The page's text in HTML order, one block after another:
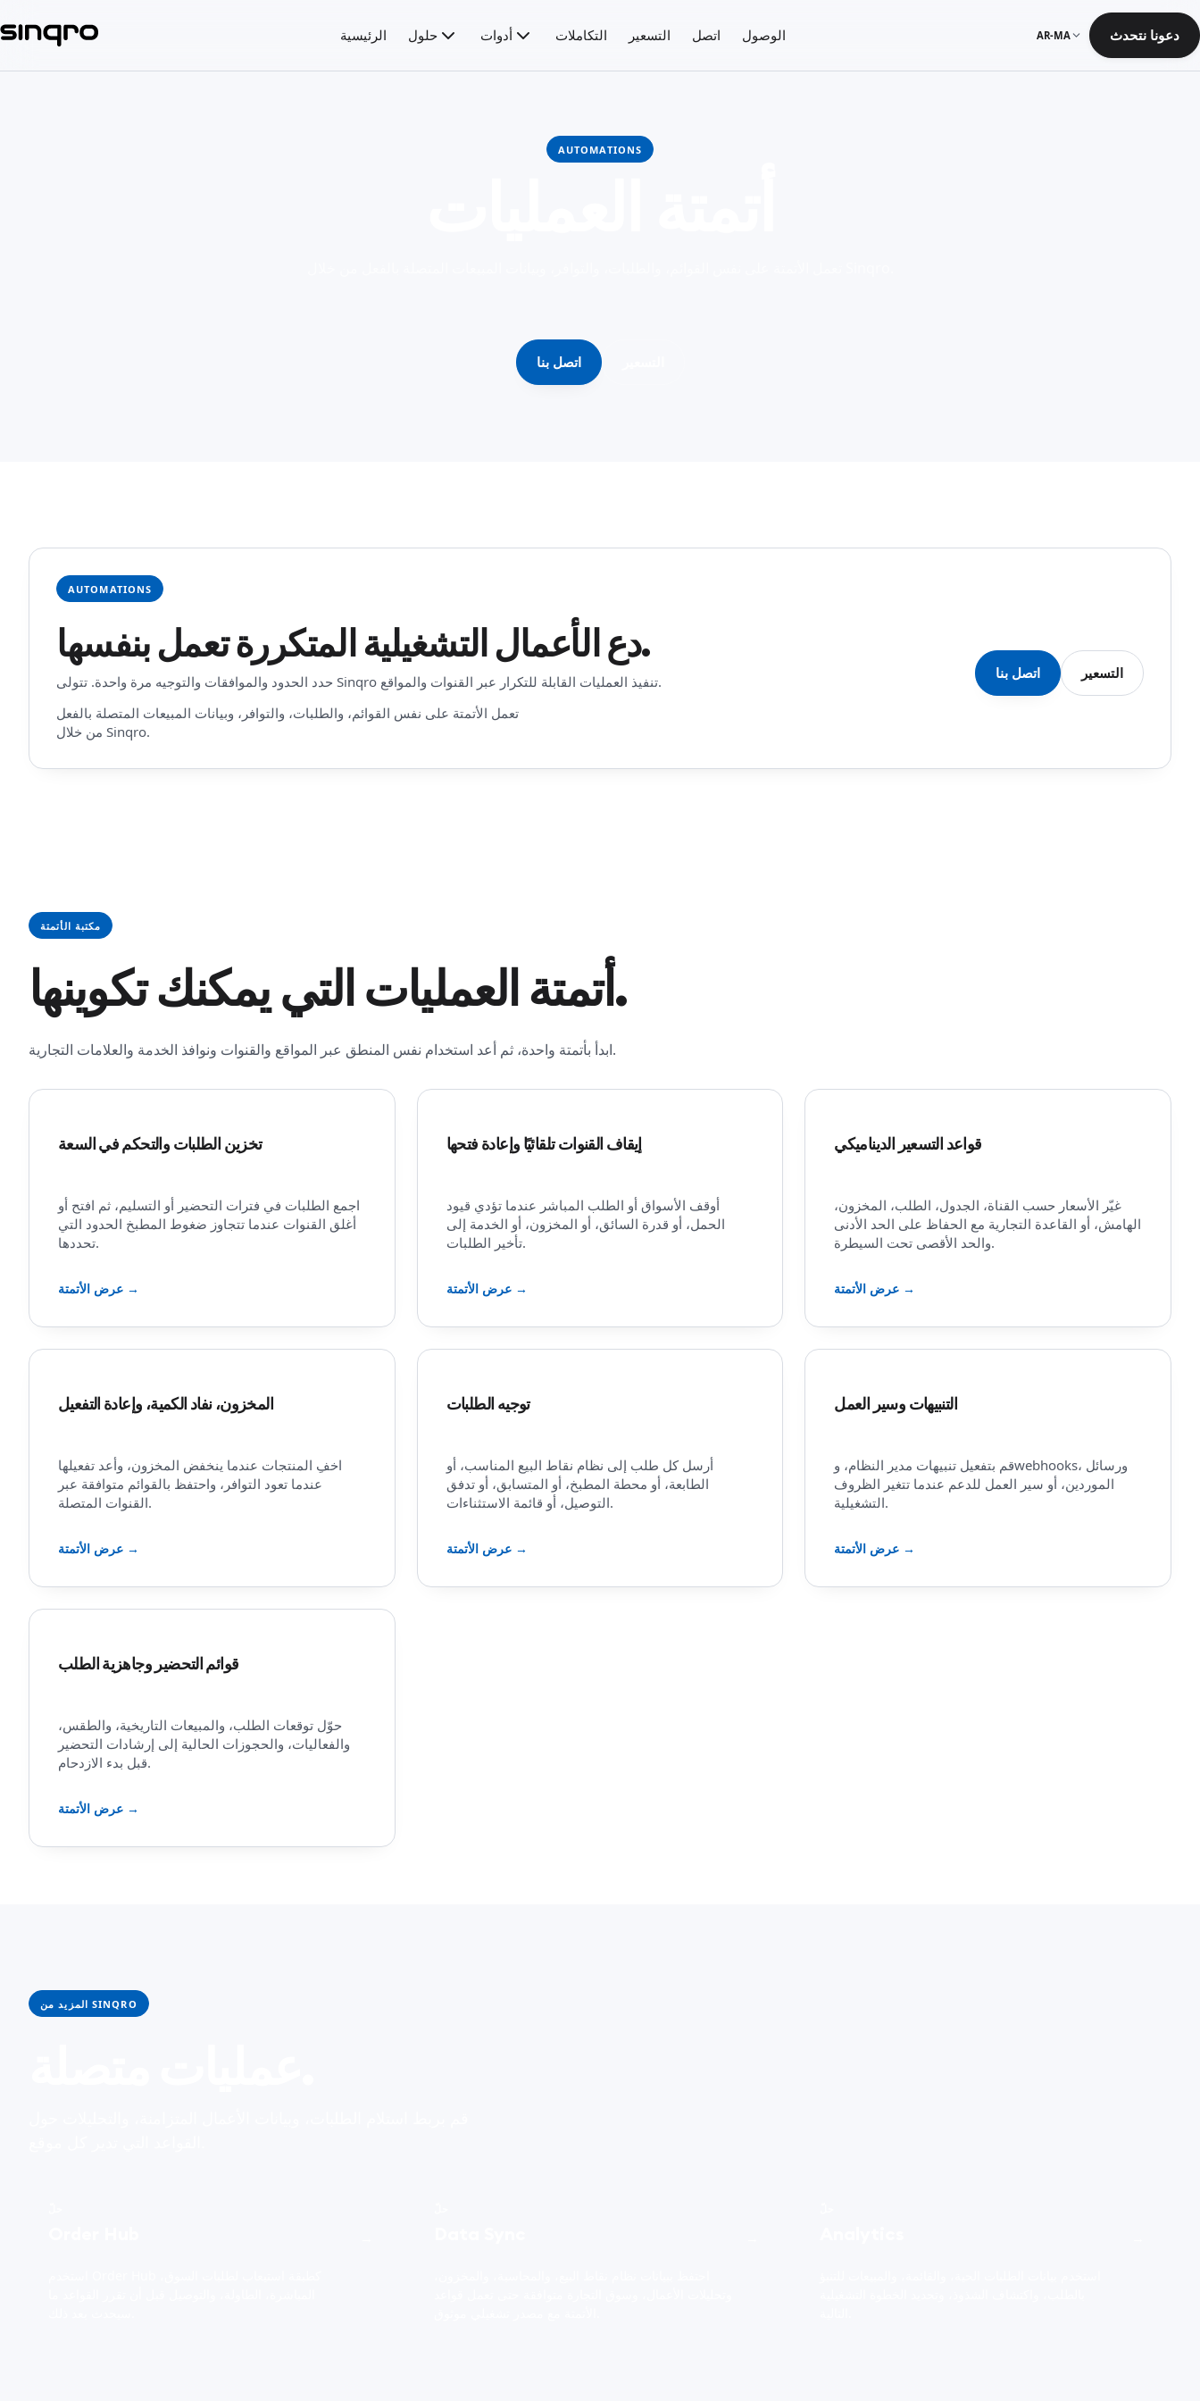
الرئيسية حلول أدوات التكاملات التسعير اتصل الوصول AR-MA دعونا نتحدث
AUTOMATIONS
اتصل بنا
AUTOMATIONS
دع الأعمال التشغيلية المتكررة تعمل بنفسها.
حدد الحدود والموافقات والتوجيه مرة واحدة. تتولى Sinqro تنفيذ العمليات القابلة للتكرار عبر القنوات والمواقع.
تعمل الأتمتة على نفس القوائم، والطلبات، والتوافر، وبيانات المبيعات المتصلة بالفعل
من خلال Sinqro.
اتصل بنا التسعير
مكتبة الأتمتة
أتمتة العمليات التي يمكنك تكوينها.
ابدأ بأتمتة واحدة، ثم أعد استخدام نفس المنطق عبر المواقع والقنوات ونوافذ الخدمة والعلامات التجارية.
تخزين الطلبات والتحكم في السعة
اجمع الطلبات في فترات التحضير أو التسليم، ثم افتح أو
أغلق القنوات عندما تتجاوز ضغوط المطبخ الحدود التي
تحددها.
عرض الأتمتة →
إيقاف القنوات تلقائيًا وإعادة فتحها
أوقف الأسواق أو الطلب المباشر عندما تؤدي قيود
الحمل، أو قدرة السائق، أو المخزون، أو الخدمة إلى
تأخير الطلبات.
عرض الأتمتة →
قواعد التسعير الديناميكي
غيّر الأسعار حسب القناة، الجدول، الطلب، المخزون،
الهامش، أو القاعدة التجارية مع الحفاظ على الحد الأدنى
والحد الأقصى تحت السيطرة.
عرض الأتمتة →
المخزون، نفاد الكمية، وإعادة التفعيل
اخفِ المنتجات عندما ينخفض المخزون، وأعد تفعيلها
عندما تعود التوافر، واحتفظ بالقوائم متوافقة عبر
القنوات المتصلة.
عرض الأتمتة →
توجيه الطلبات
أرسل كل طلب إلى نظام نقاط البيع المناسب، أو
الطابعة، أو محطة المطبخ، أو المتسابق، أو تدفق
التوصيل، أو قائمة الاستثناءات.
عرض الأتمتة →
التنبيهات وسير العمل
قم بتفعيل تنبيهات مدير النظام، وwebhooks، ورسائل
الموردين، أو سير العمل للدعم عندما تتغير الظروف
التشغيلية.
عرض الأتمتة →
قوائم التحضير وجاهزية الطلب
حوّل توقعات الطلب، والمبيعات التاريخية، والطقس،
والفعاليات، والحجوزات الحالية إلى إرشادات التحضير
قبل بدء الازدحام.
عرض الأتمتة →
المزيد من SINQRO